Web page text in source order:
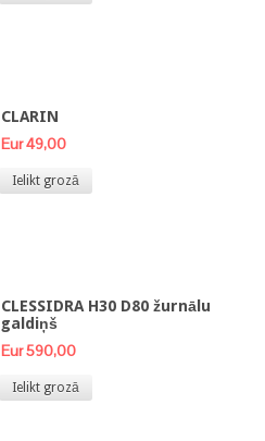
CLARIN
Eur 49,00
Ielikt grozā
CLESSIDRA H30 D80 žurnālu
galdiņš
Eur 590,00
Ielikt grozā